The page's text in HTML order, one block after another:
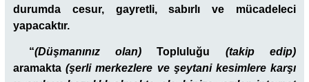
durumda cesur, gayretli, sabırlı ve mücadeleci
yapacaktır.
“(Düşmanınız olan) Topluluğu (takip edip)
aramakta(şerli merkezlere ve şeytani kesimlere karşı